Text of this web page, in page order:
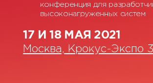
конференция для
высоконагруженных систем
17 И 18 МАЯ 2021
Москва, Крокус-Экспо